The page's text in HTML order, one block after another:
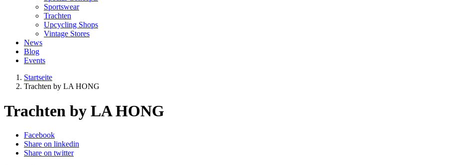
Sportswear
Trachten
Upcycling Shops
Vintage Stores
News
Blog
Events
Startseite
Trachten by LA HONG
Trachten by LA HONG
Facebook
Share on linkedin
Share on twitter